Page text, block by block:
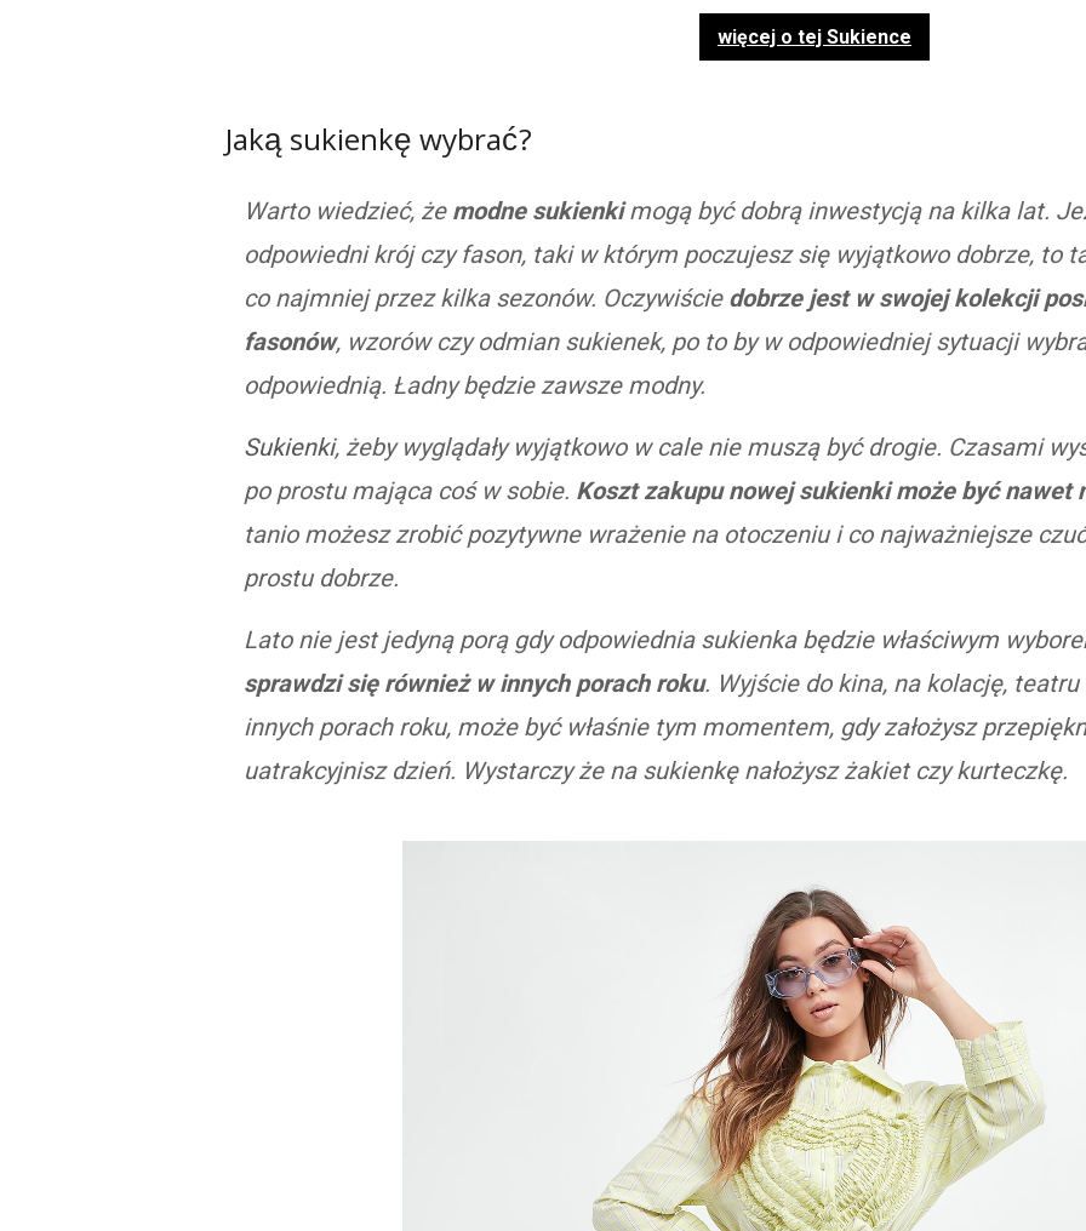
więcej o tej Sukience
Jaką sukienkę wybrać?
Warto wiedzieć, że modne sukienkimogą być dobrą inwestycją na kilka lat.
odpowiedni krój czy fason, taki w którym poczujesz się wyjątkowo dobrze, to
co najmniej przez kilka sezonów. Oczywiście dobrze jest w swojej kolekcji
fasonów, wzorów czy odmian sukienek, po to by w odpowiedniej sytuacji
odpowiednią. Ładny będzie zawsze modny.
Sukienki, żeby wyglądały wyjątkowo w cale nie muszą być drogie. Czasami
po prostu mająca coś w sobie. Koszt zakupu nowej sukienki może być nawet
tanio możesz zrobić pozytywne wrażenie na otoczeniu i co najważniejsze
prostu dobrze.
Lato nie jest jedyną porą gdy odpowiednia sukienka będzie właściwym
sprawdzi się również w innych porach roku. Wyjście do kina, na kolację,
innych porach roku, może być właśnie tym momentem, gdy założysz
uatrakcyjnisz dzień. Wystarczy że na sukienkę nałożysz żakiet czy kurteczkę.